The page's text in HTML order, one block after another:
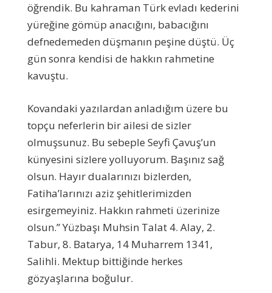
öğrendik. Bu kahraman Türk evladı kederini
yüreğine gömüp anacığını, babacığını
defnedemeden düşmanın peşine düştü. Üç
gün sonra kendisi de hakkın rahmetine
kavuştu.
Kovandaki yazılardan anladığım üzere bu
topçu neferlerin bir ailesi de sizler
olmuşsunuz. Bu sebeple Seyfi Çavuş’un
künyesini sizlere yolluyorum. Başınız sağ
olsun. Hayır dualarınızı bizlerden,
Fatiha’larınızı aziz şehitlerimizden
esirgemeyiniz. Hakkın rahmeti üzerinize
olsun.” Yüzbaşı Muhsin Talat 4. Alay, 2.
Tabur, 8. Batarya, 14 Muharrem 1341,
Salihli. Mektup bittiğinde herkes
gözyaşlarına boğulur.